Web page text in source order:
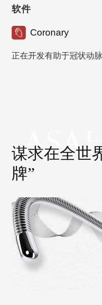
软件
Coronary
正在开发有助于冠状动
谋求在全世
牌”